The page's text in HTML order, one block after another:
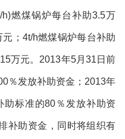
h)燃煤锅炉每台补助3.5万
元； 4t/h燃煤锅炉每台补助
15万元。 2013年5月31 日前
％发放补助资金； 2013年
助标准的80 ％发放补助资
补助资金，同时将组织有